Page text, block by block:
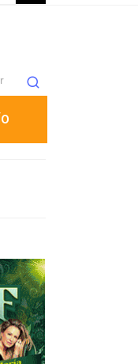
hacia la Fenapo del 7 al